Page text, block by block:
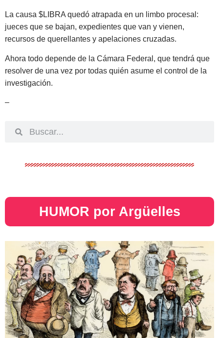
La causa $LIBRA quedó atrapada en un limbo procesal:
jueces que se bajan, expedientes que van y vienen,
recursos de querellantes y apelaciones cruzadas.
Ahora todo depende de la Cámara Federal, que tendrá que
resolver de una vez por todas quién asume el control de la
investigación.
–
HUMOR por Argüelles​